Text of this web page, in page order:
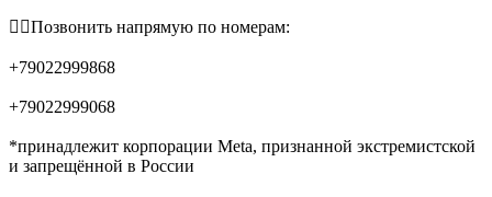
👉🏻Позвонить напрямую по номерам:
+79022999868
+79022999068
*принадлежит корпорации Meta, признанной экстремистской
и запрещённой в России